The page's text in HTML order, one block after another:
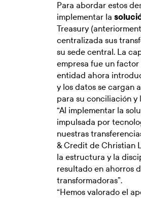
Para abordar estos
implementar la
Treasury
centralizada sus
su sede central. La
empresa fue un
entidad ahora
y los datos se cargan
para su conciliación y
“Al implementar la
impulsada por
nuestras
& Credit de Christian
la estructura y la
resultado en ahorros
transformadoras”.
“Hemos valorado el